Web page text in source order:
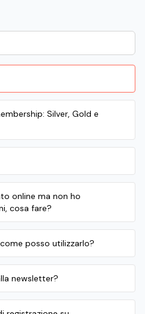
Silver, Gold e
online ma non ho
cosa fare?
posso utilizzarlo?
newsletter?